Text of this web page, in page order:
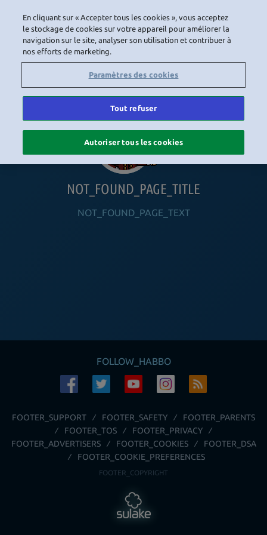
NOT_FOUND_PAGE_TITLE
NOT_FOUND_PAGE_TEXT
FOLLOW_HABBO
FOOTER_SUPPORT FOOTER_SAFETY
FOOTER_PARENTS
FOOTER_TOS
FOOTER_PRIVACY
FOOTER_ADVERTISERS
FOOTER_COOKIES
FOOTER_DSA
FOOTER_COOKIE_PREFERENCES
FOOTER_COPYRIGHT
En cliquant sur « Accepter tous les cookies », vous acceptez
le stockage de cookies sur votre appareil pour améliorer la
navigation sur le site, analyser son utilisation et contribuer à
nos efforts de marketing.
Paramètres des cookies
Tout refuser
Autoriser tous les cookies